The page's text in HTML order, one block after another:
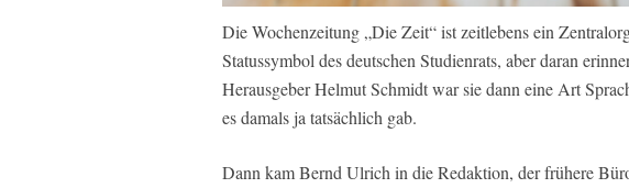
Die Wochenzeitung „Die Zeit“ ist zeitlebens ein
Statussymbol des deutschen Studienrats, aber daran
Herausgeber Helmut Schmidt war sie dann eine Art
es damals ja tatsächlich gab.
Dann kam Bernd Ulrich in die Redaktion, der frühere